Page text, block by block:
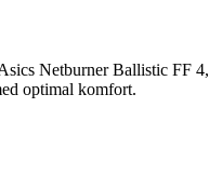
Netburner Ballistic FF 4,
optimal komfort.